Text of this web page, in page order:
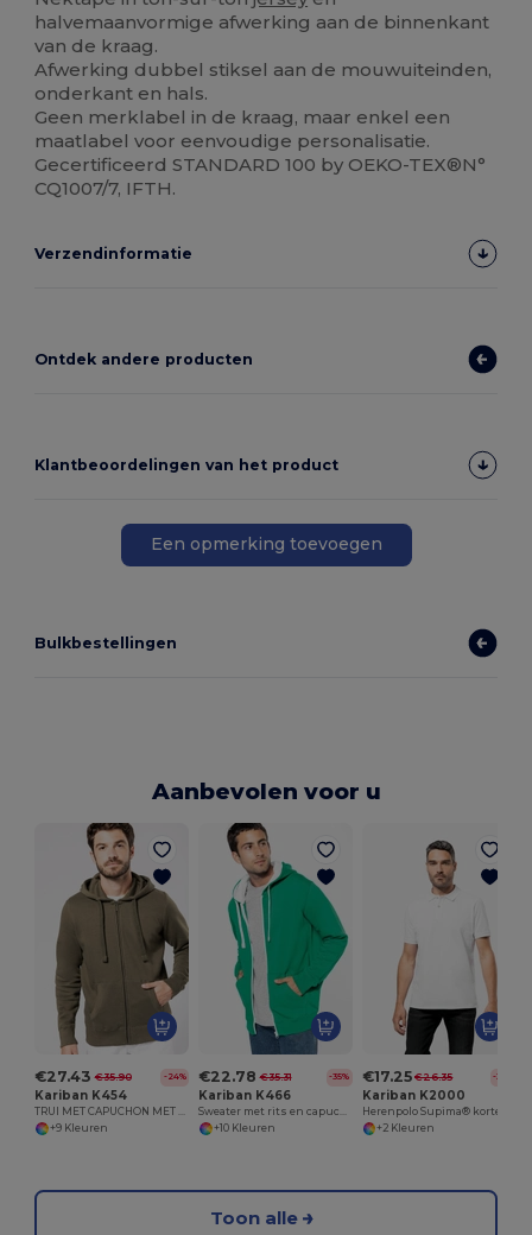
halvemaanvormige afwerking aan de binnenkant
van de kraag.
Afwerking dubbel stiksel aan de mouwuiteinden,
onderkant en hals.
Geen merklabel in de kraag, maar enkel een
maatlabel voor eenvoudige personalisatie.
Gecertificeerd STANDARD 100 by OEKO-TEX®N°
CQ1007/7, IFTH.
Verzendinformatie
Ontdek andere producten
Klantbeoordelingen van het product
Een opmerking toevoegen
Bulkbestellingen
Aanbevolen voor u
€27.43 €35.90 -24%
Kariban K454
+9 Kleuren
€22.78 €35.31 -35%
Kariban K466
+10 Kleuren
€17.25 €26.35 -35%
Kariban K2000
+2 Kleuren
Toon alle